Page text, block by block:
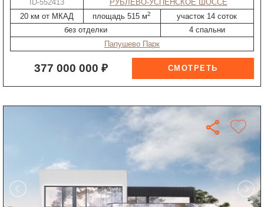
ID-552413
РУБЛЕВО-УСПЕНСКОЕ ШОССЕ
20 км от МКАД
площадь 515 м2
участок 14 соток
без отделки
4 спальни
Папушево Парк
377 000 000 ₽